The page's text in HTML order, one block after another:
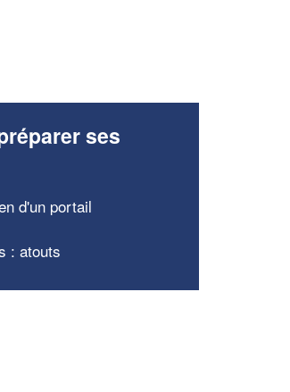
ses
d'un portail
: atouts